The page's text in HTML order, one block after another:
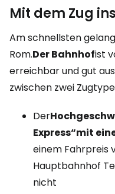
Mit dem Zug
Am schnellsten
Rom.Der Bahnhofist
erreichbar und gut
zwischen zwei
Der
Express“mit
einem Fahrpreis
Hauptbahnhof
nicht